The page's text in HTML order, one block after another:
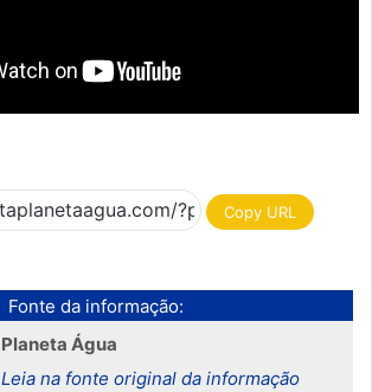
Copy URL
Fonte da informação:
Planeta Água
Leia na fonte original da informação